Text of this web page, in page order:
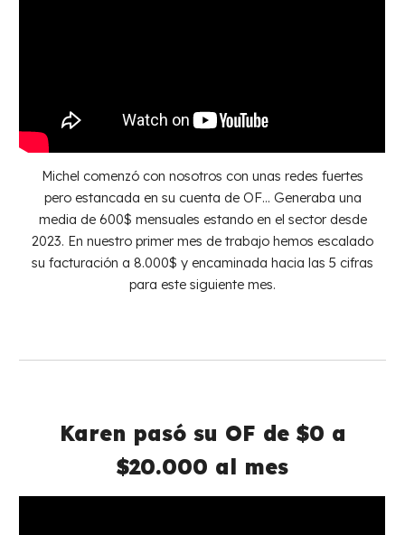
Michel comenzó con nosotros con unas redes fuertes
pero estancada en su cuenta de OF… Generaba una
media de 600$ mensuales estando en el sector desde
2023. En nuestro primer mes de trabajo hemos escalado
su facturación a 8.000$ y encaminada hacia las 5 cifras
para este siguiente mes.
Karen pasó su OF de $0 a
$20.000 al mes